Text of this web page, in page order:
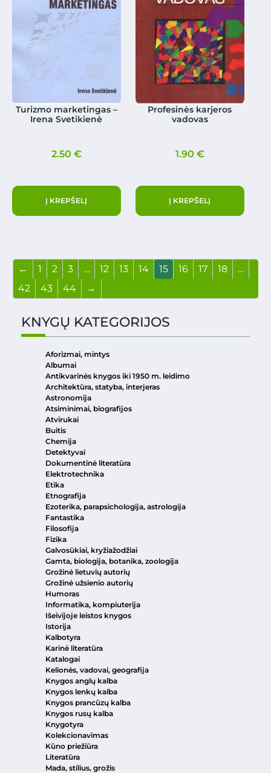
Turizmo marketingas –
Irena Svetikienė
2.50 €
Į KREPŠELĮ
Profesinės karjeros
vadovas
1.90 €
Į KREPŠELĮ
← 1 2 3 … 12 13 14 15 16 17 18
…
42
43 44 →
KNYGŲ KATEGORIJOS
Aforizmai, mintys
Albumai
Antikvarinės knygos iki 1950 m. leidimo
Architektūra, statyba, interjeras
Astronomija
Atsiminimai, biografijos
Atvirukai
Buitis
Chemija
Detektyvai
Dokumentinė literatūra
Elektrotechnika
Etika
Etnografija
Ezoterika, parapsichologija, astrologija
Fantastika
Filosofija
Fizika
Galvosūkiai, kryžiažodžiai
Gamta, biologija, botanika, zoologija
Grožinė lietuvių autorių
Grožinė užsienio autorių
Humoras
Informatika, kompiuterija
Išeivijoje leistos knygos
Istorija
Kalbotyra
Karinė literatūra
Katalogai
Kelionės, vadovai, geografija
Knygos anglų kalba
Knygos lenkų kalba
Knygos prancūzų kalba
Knygos rusų kalba
Knygotyra
Kolekcionavimas
Kūno priežiūra
Literatūra
Mada, stilius, grožis